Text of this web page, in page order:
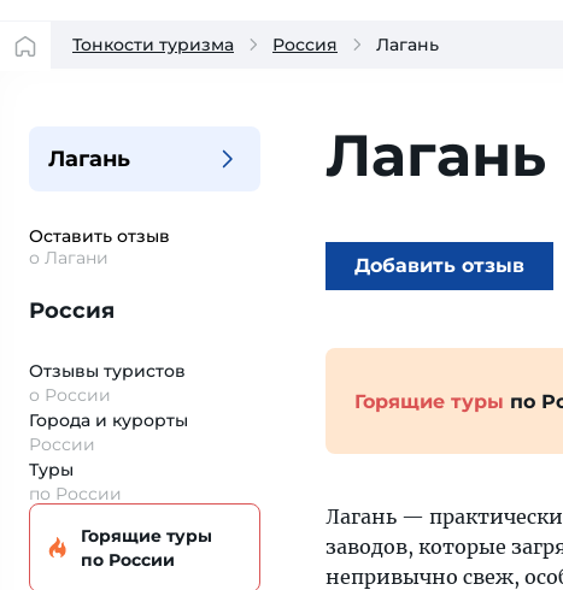
Тонкости туризма Россия Лагань
Лагань
Оставить отзыв
о Лагани
Россия
Отзывы туристов
о России
Города и курорты
России
Туры
по России
Горящие туры
по России
Лагань
Добавить отзыв
Горящие туры по
Лагань —
заводов, которые
непривычно свеж,